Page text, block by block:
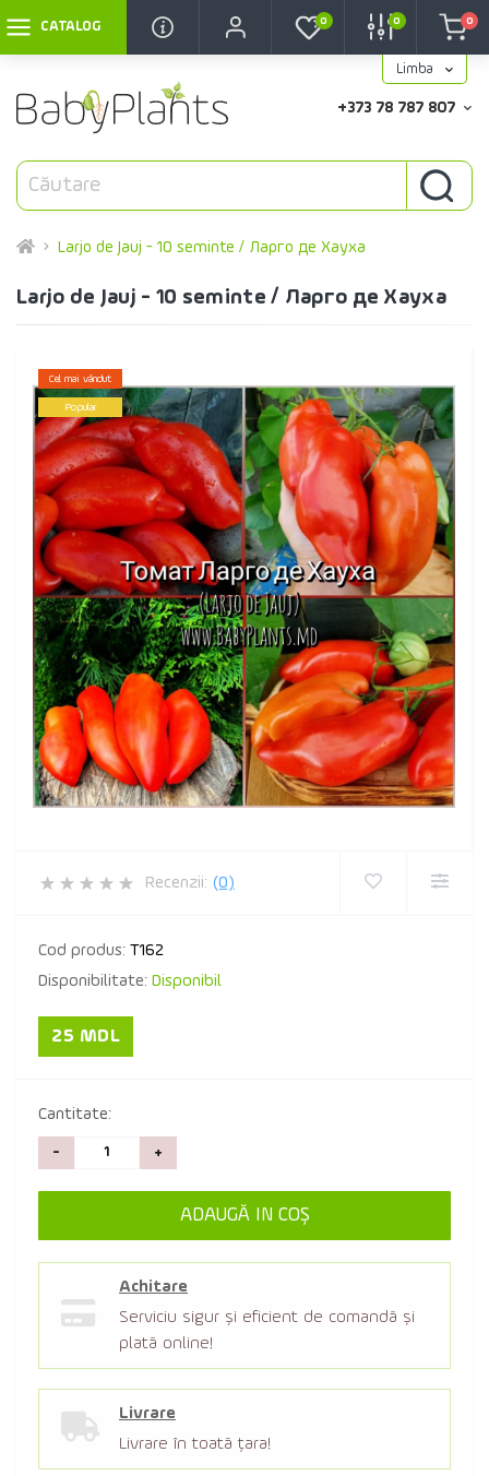
CATALOG
Limba
0 0 0
+373 78 787 807
Larjo de Jauj - 10 seminte / Ларго де Хауха
Larjo de Jauj - 10 seminte / Ларго де Хауха
Cel mai vândut
Popular
Recenzii: (0)
Cod produs: T162
Disponibilitate: Disponibil
25 MDL
Cantitate:
- +
ADAUGĂ IN COŞ
Achitare
Serviciu sigur şi eficient de comandă şi
plată online!
Livrare
Livrare în toată țara!